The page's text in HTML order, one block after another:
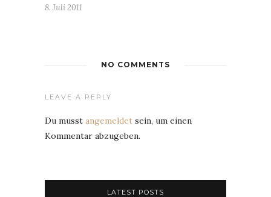
8. Juli 2011
NO COMMENTS
LEAVE A REPLY
Du musst angemeldet sein, um einen
Kommentar abzugeben.
LATEST POSTS